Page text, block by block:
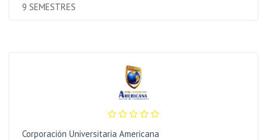
9 SEMESTRES
Corporación Universitaria Americana